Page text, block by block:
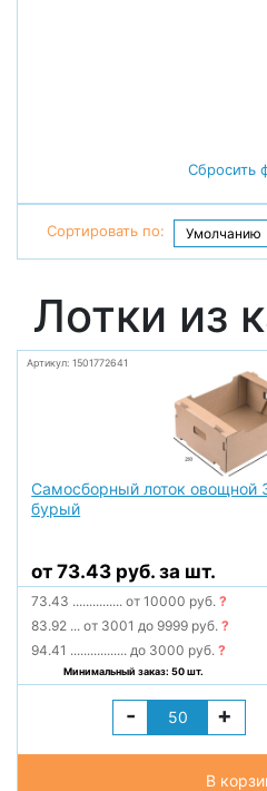
Сбросить
Сортировать по:
Лотки из
Артикул: 1501772641
Самосборный лоток
бурый
от 73.43 руб. за шт.
73.43 ............... от 10000 руб.?
83.92 ... от 3001 до 9999 руб.?
94.41 ................. до 3000 руб.?
Минимальный заказ: 50 шт.
- +
В